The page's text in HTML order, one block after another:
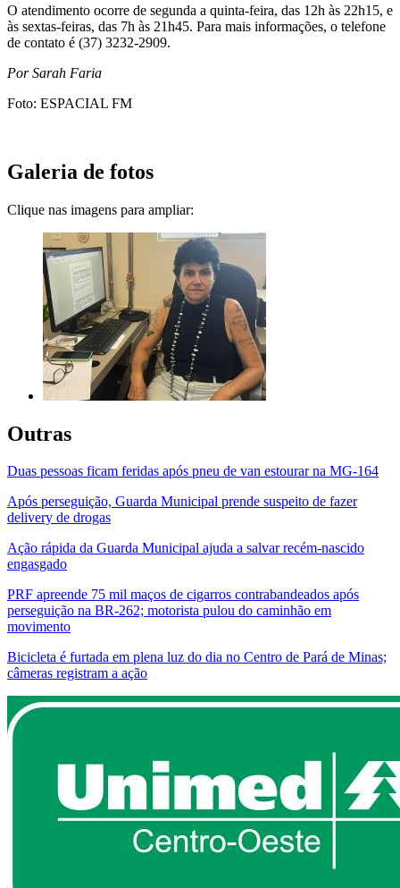
O atendimento ocorre de segunda a quinta-feira, das 12h às 22h15, e
às sextas-feiras, das 7h às 21h45. Para mais informações, o telefone
de contato é (37) 3232-2909.
Por Sarah Faria
Foto: ESPACIAL FM
Galeria de fotos
Clique nas imagens para ampliar:
Outras
Duas pessoas ficam feridas após pneu de van estourar na MG-164
Após perseguição, Guarda Municipal prende suspeito de fazer
delivery de drogas
Ação rápida da Guarda Municipal ajuda a salvar recém-nascido
engasgado
PRF apreende 75 mil maços de cigarros contrabandeados após
perseguição na BR-262; motorista pulou do caminhão em
movimento
Bicicleta é furtada em plena luz do dia no Centro de Pará de Minas;
câmeras registram a ação